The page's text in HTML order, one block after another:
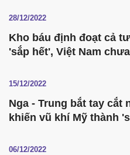
28/12/2022
Kho báu định đoạt cả
'sắp hết', Việt Nam
15/12/2022
Nga - Trung bắt tay cắt
khiến vũ khí Mỹ thành
06/12/2022